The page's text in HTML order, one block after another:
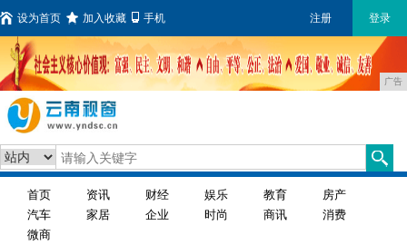
设为首页 加入收藏 手机 注册 登录
广告
首页 资讯 财经 娱乐 教育
房产
汽车
家居 企业 时尚 商讯
消费
微商